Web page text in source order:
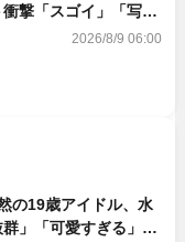
撃「スゴイ」「写真
2026/8/9 06:00
の19歳アイドル、水
」「可愛すぎる」と